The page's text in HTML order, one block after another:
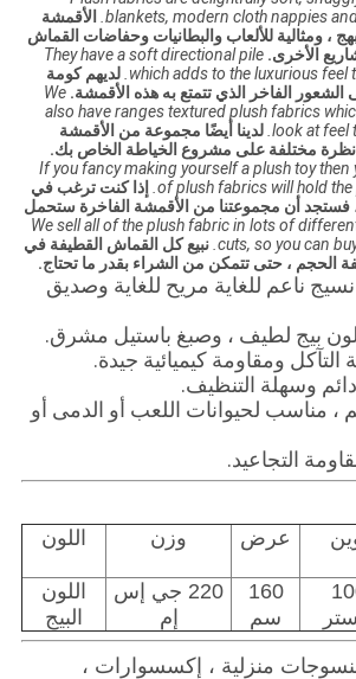
blankets, modern cloth nappies
الأقمشة
، ومثالية للألعاب والبطانيات وحفاضات القماش
الأخرى. They have a soft directional pile
which adds to the luxurious feel لديهم كومة
الشعور الفاخر الذي تتمتع به هذه الأقمشة. We
also have ranges textured plush fabrics
look at feel لدينا أيضًا مجموعة من الأقمشة
نظرة مختلفة على مشروع الخياطة الخاص بك.
If you fancy making yourself a plush toy
of plush fabrics will hold
إذا كنت ترغب في
أن مجموعتنا من الأقمشة الفاخرة ستحمل
We sell all of the plush fabric in lots of
cuts, so you can نبيع كل القماش القطيفة في
الحجم ، حتى تتمكن من الشراء بقدر ما تحتاج.
ناعم للغاية مريح للغاية وصديق
، مناسب لحيوانات اللعب أو الدمى أو
عرض وزن اللون
160
سم
220 جي إس
إم
اللون
البيج
منزلية ، إكسسوارات ،